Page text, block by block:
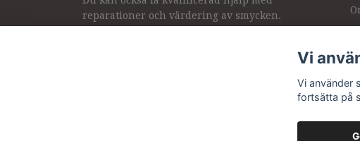
reparationer och värdering av smycken.
Vi
Vi använder
fortsätta på